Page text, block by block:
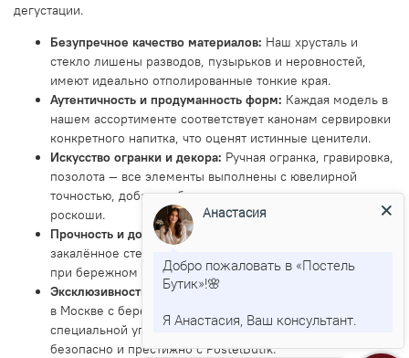
дегустации.
Безупречное качество материалов: Наш хрусталь и
стекло лишены разводов, пузырьков и неровностей,
имеют идеально отполированные тонкие края.
Аутентичность и продуманность форм: Каждая модель в
нашем ассортименте соответствует канонам сервировки
конкретного напитка, что оценят истинные ценители.
Искусство огранки и декора: Ручная огранка, гравировка,
позолота — все элементы выполнены с ювелирной
точностью, добавляя бокалам индивидуальности и
роскоши.
Прочность и долговечность:
закалённое стекло устойчивы к сколам и помутнению
при бережном уходе.
Эксклюзивность и сервис:Купить набор элитных бокалов
в Москве с бережной доставкой или заказать их в
специальной упаковке для отправки по России —
безопасно и престижно с PostelButik.
Анастасия
Добро пожаловать в «Постель
Бутик»!🌸
Я Анастасия, Ваш консультант.